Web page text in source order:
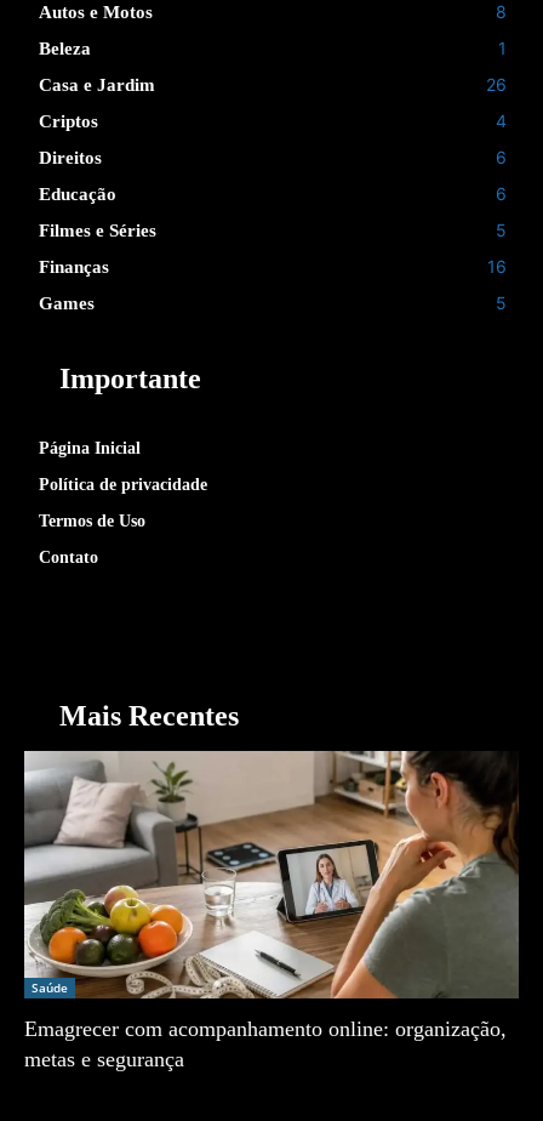
Autos e Motos 8
Beleza 1
Casa e Jardim 26
Criptos 4
Direitos 6
Educação 6
Filmes e Séries 5
Finanças 16
Games 5
Importante
Página Inicial
Política de privacidade
Termos de Uso
Contato
Mais Recentes
Saúde
Emagrecer com acompanhamento online: organização,
metas e segurança